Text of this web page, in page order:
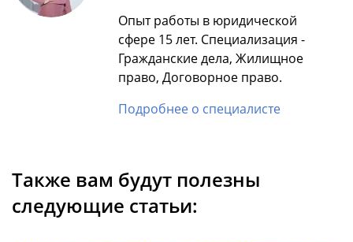
Опыт работы в юридической
сфере 15 лет. Специализация -
Гражданские дела, Жилищное
право, Договорное право.
Подробнее о специалисте
Также вам будут полезны
следующие статьи: